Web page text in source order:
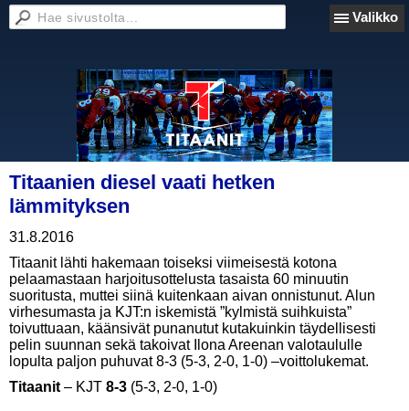
Valikko
Titaanien diesel vaati hetken
lämmityksen
31.8.2016
Titaanit lähti hakemaan toiseksi viimeisestä kotona
pelaamastaan harjoitusottelusta tasaista 60 minuutin
suoritusta, muttei siinä kuitenkaan aivan onnistunut. Alun
virhesumasta ja KJT:n iskemistä ”kylmistä suihkuista”
toivuttuaan, käänsivät punanutut kutakuinkin täydellisesti
pelin suunnan sekä takoivat Ilona Areenan valotaululle
lopulta paljon puhuvat 8-3 (5-3, 2-0, 1-0) –voittolukemat.
Titaanit – KJT 8-3 (5-3, 2-0, 1-0)